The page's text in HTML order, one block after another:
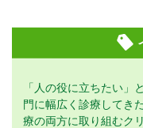
「人の役に立ちたい」
門に幅広く診療してき
療の両方に取り組むク